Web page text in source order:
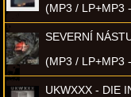
(MP3 / LP+MP3
SEVERNÍ
(MP3 / LP+MP3
UKWXXX - DIE